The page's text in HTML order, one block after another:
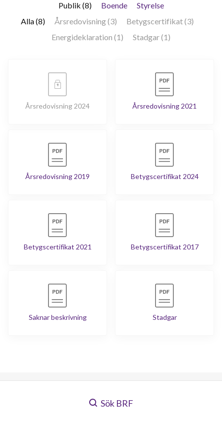
Publik (8) Boende
Styrelse
Alla (8)
Årsredovisning (3)
Betygscertifikat (3)
Energideklaration (1)
Stadgar (1)
Årsredovisning 2024 Årsredovisning 2021
Årsredovisning 2019 Betygscertifikat 2024
Betygscertifikat 2021 Betygscertifikat 2017
Saknar beskrivning Stadgar
Sök BRF